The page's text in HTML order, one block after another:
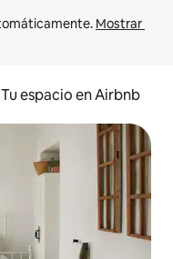
Mostrar
Tu espacio en Airbnb